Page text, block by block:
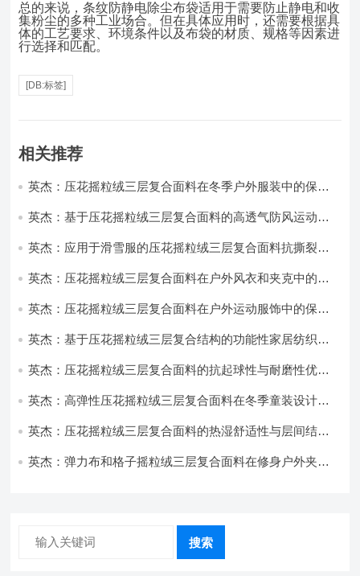
总的来说，条纹防静电除尘布袋适用于需要防止静电和收
集粉尘的多种工业场合。但在具体应用时，还需要根据具
体的工艺要求、环境条件以及布袋的材质、规格等因素进
行选择和匹配。
[DB:标签]
相关推荐
英杰：压花摇粒绒三层复合面料在冬季户外服装中的保暖
英杰：基于压花摇粒绒三层复合面料的高透气防风运动服
英杰：应用于滑雪服的压花摇粒绒三层复合面料抗撕裂与
英杰：压花摇粒绒三层复合面料在户外风衣和夹克中的应
英杰：压花摇粒绒三层复合面料在户外运动服饰中的保暖
英杰：基于压花摇粒绒三层复合结构的功能性家居纺织品
英杰：压花摇粒绒三层复合面料的抗起球性与耐磨性优化
英杰：高弹性压花摇粒绒三层复合面料在冬季童装设计中
英杰：压花摇粒绒三层复合面料的热湿舒适性与层间结合
英杰：弹力布和格子摇粒绒三层复合面料在修身户外夹克
搜索